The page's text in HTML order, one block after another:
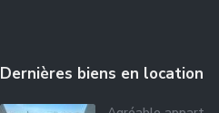
Dernières biens en location